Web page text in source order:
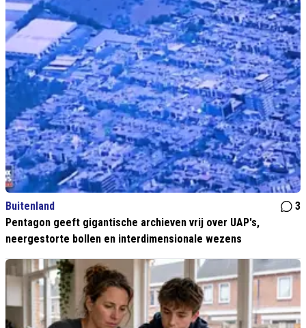
Buitenland
3
Pentagon geeft gigantische archieven vrij over UAP's,
neergestorte bollen en interdimensionale wezens